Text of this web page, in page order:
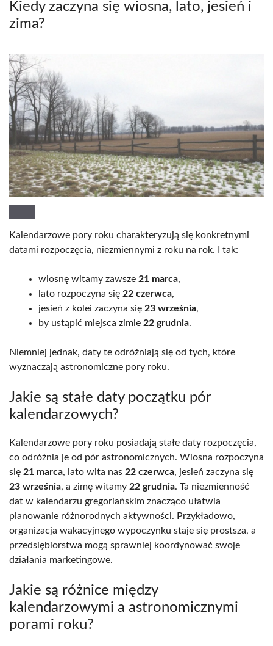
Kiedy zaczyna się wiosna, lato, jesień i
zima?
Kalendarzowe pory roku charakteryzują się konkretnymi
datami rozpoczęcia, niezmiennymi z roku na rok. I tak:
wiosnę witamy zawsze 21 marca,
lato rozpoczyna się 22 czerwca,
jesień z kolei zaczyna się 23 września,
by ustąpić miejsca zimie 22 grudnia.
Niemniej jednak, daty te odróżniają się od tych, które
wyznaczają astronomiczne pory roku.
Jakie są stałe daty początku pór
kalendarzowych?
Kalendarzowe pory roku posiadają stałe daty rozpoczęcia,
co odróżnia je od pór astronomicznych. Wiosna rozpoczyna
się 21 marca, lato wita nas 22 czerwca, jesień zaczyna się
23 września, a zimę witamy 22 grudnia. Ta niezmienność
dat w kalendarzu gregoriańskim znacząco ułatwia
planowanie różnorodnych aktywności. Przykładowo,
organizacja wakacyjnego wypoczynku staje się prostsza, a
przedsiębiorstwa mogą sprawniej koordynować swoje
działania marketingowe.
Jakie są różnice między
kalendarzowymi a astronomicznymi
porami roku?